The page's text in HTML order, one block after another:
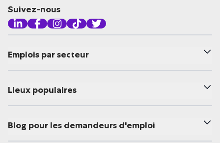
Suivez-nous
Emplois par secteur
Lieux populaires
Blog pour les demandeurs d'emploi